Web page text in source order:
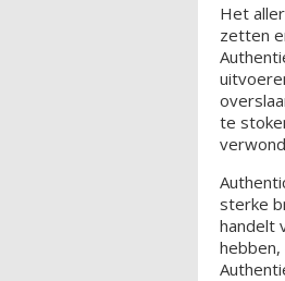
Het
zetten
te
sterke
handelt